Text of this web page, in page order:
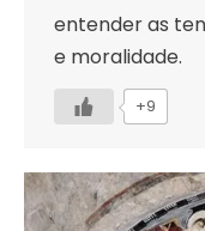
entender as
e moralidade.
+9